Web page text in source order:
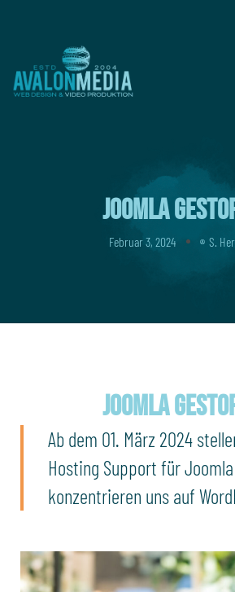
Joomla
Februar 3, 2024 S.
Joomla
Ab dem 01. März 2024
Hosting Support für
konzentrieren uns auf